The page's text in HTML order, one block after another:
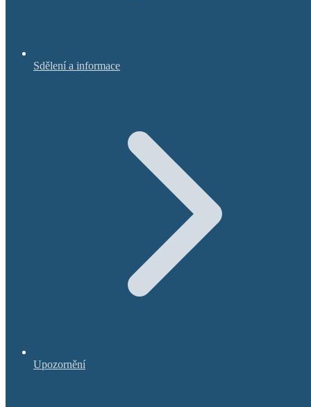
Sdělení a informace
Upozornění